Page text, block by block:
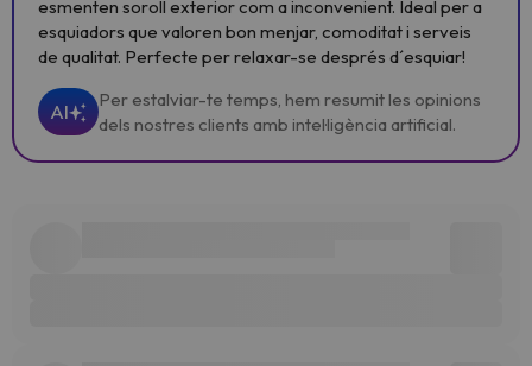
esmenten soroll exterior com a inconvenient. Ideal per a
esquiadors que valoren bon menjar, comoditat i serveis
de qualitat. Perfecte per relaxar-se després d´esquiar!
AI
Per estalviar-te temps, hem resumit les opinions
dels nostres clients amb intel·ligència artificial.